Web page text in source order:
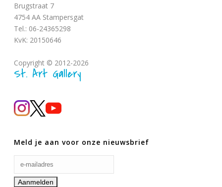
Brugstraat 7
4754 AA Stampersgat
Tel.: 06-24365298
KvK: 20150646
Copyright © 2012-2026
St. Art Gallery
Meld je aan voor onze nieuwsbrief